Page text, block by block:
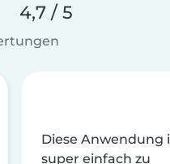
4,7 / 5
Diese Anwendung
super einfach zu